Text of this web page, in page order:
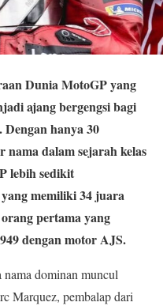
Dunia MotoGP yang
ajang bergengsi bagi
hanya 30
dalam sejarah kelas
lebih sedikit
memiliki 34 juara
pertama yang
dengan motor AJS.
dominan muncul
Marquez, pembalap dari